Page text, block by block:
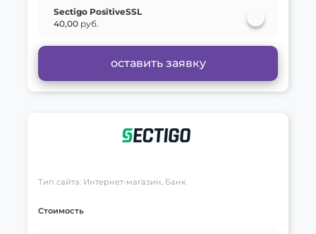
Sectigo PositiveSSL
40,00 руб.
оставить заявку
Тип сайта: Интернет-магазин, Банк
Стоимость